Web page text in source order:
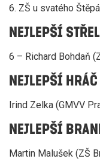
6. ZŠ u svatého
NEJLEPŠÍ
6 – Richard Bohdaň
NEJLEPŠÍ
Irind Zelka (GMVV
NEJLEPŠÍ
Martin Malušek (ZŠ